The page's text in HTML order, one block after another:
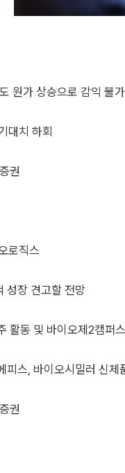
원가 상승으로 감익 불가
대치 하회
권
로직스
성장 견고할 전망
활동 및 바이오제2캠퍼
피스, 바이오시밀러 신제
권